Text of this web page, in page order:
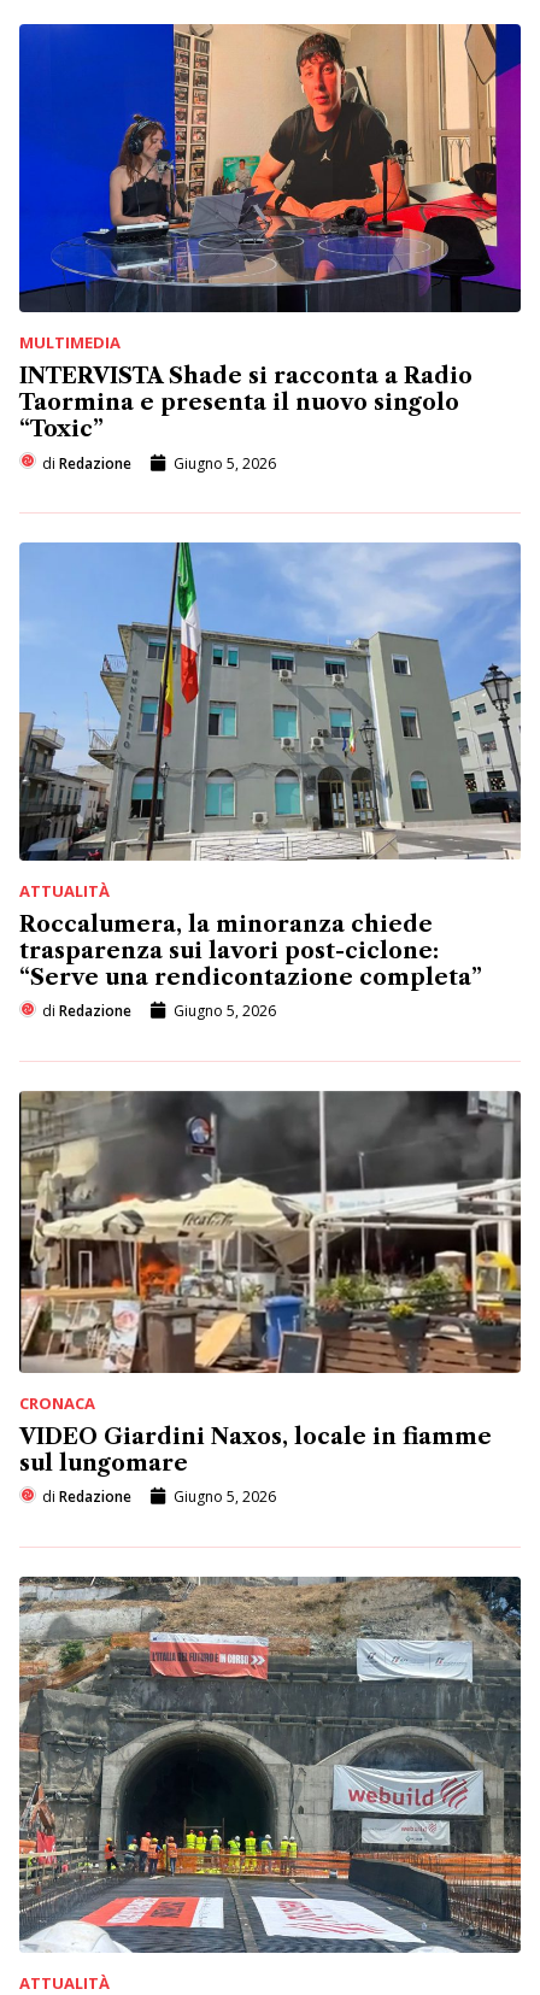
MULTIMEDIA
INTERVISTA Shade si racconta a Radio
Taormina e presenta il nuovo singolo
“Toxic”
di Redazione Giugno 5, 2026
ATTUALITÀ
Roccalumera, la minoranza chiede
trasparenza sui lavori post-ciclone:
“Serve una rendicontazione completa”
di Redazione Giugno 5, 2026
CRONACA
VIDEO Giardini Naxos, locale in fiamme
sul lungomare
di Redazione Giugno 5, 2026
ATTUALITÀ